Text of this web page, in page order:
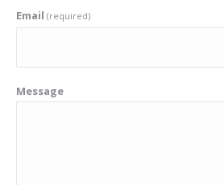
Email (required)
Message